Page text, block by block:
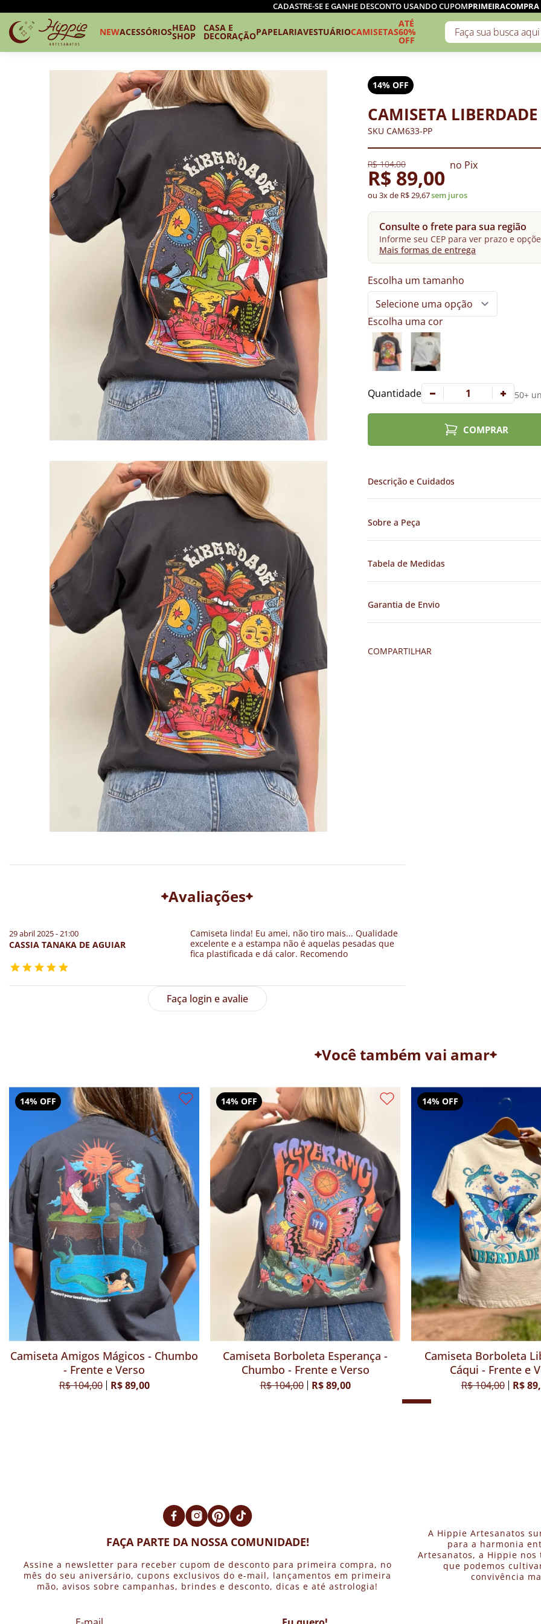
CADASTRE-SE E GANHE DESCONTO USANDO CUPOMPRIMEIRACOMPRA
NEWACESSÓRIOSHEAD
SHOP
CASA E
DECORAÇÃOPAPELARIAVESTUÁRIOCAMISETAS
ATÉ
60%
OFF
14% OFF
CAMISETA
SKU CAM633-PP
R$ 104,00
R$ 89,00 no Pix
ou 3x de R$ 29,67sem juros
Consulte o frete para sua região
Informe seu CEP para ver prazo e
Mais formas de entrega
Escolha um tamanho
Escolha uma cor
Quantidade 50+
COMPRAR
Descrição e Cuidados
Sobre a Peça
Tabela de Medidas
Garantia de Envio
COMPARTILHAR
Avaliações
29 abril 2025 - 21:00
CASSIA TANAKA DE AGUIAR
Camiseta linda! Eu amei, não tiro mais... Qualidade
excelente e a estampa não é aquelas pesadas que
fica plastificada e dá calor. Recomendo
Faça login e avalie
Você também vai amar
14% OFF
Camiseta Amigos Mágicos - Chumbo
- Frente e Verso
R$ 104,00 R$ 89,00
14% OFF
Camiseta Borboleta Esperança -
Chumbo - Frente e Verso
R$ 104,00 R$ 89,00
14% OFF
Camiseta Borboleta
Cáqui - Frente e
R$ 104,00 R$
FAÇA PARTE DA NOSSA COMUNIDADE!
Assine a newsletter para receber cupom de desconto para primeira compra, no
mês do seu aniversário, cupons exclusivos do e-mail, lançamentos em primeira
mão, avisos sobre campanhas, brindes e desconto, dicas e até astrologia!
A Hippie Artesanatos
para a harmonia
Artesanatos, a Hippie
que podemos
convivência